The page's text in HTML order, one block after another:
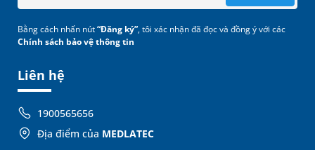
Liên hệ
1900565656
Địa điểm của MEDLATEC
Bằng cách nhấn nút“Đăng ký”, tôi xác nhận đã đọc và đồng ý với các
Chính sách bảo vệ thông tin